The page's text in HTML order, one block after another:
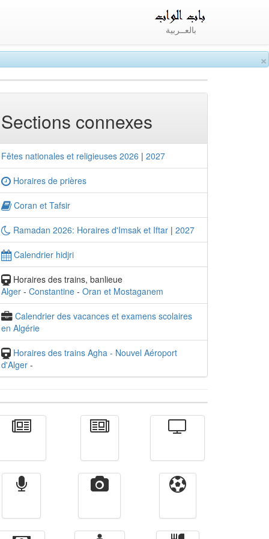
×
بالعــربية
Sections connexes
Fêtes nationales et religieuses 2026 | 2027
Horaires de prières
Coran et Tafsir
Ramadan 2026: Horaires d'Imsak et Iftar | 2027
Calendrier hidjri
Horaires des trains, banlieue
Alger - Constantine - Oran et Mostaganem
Calendrier des vacances et examens scolaires
en Algérie
Horaires des trains Agha - Nouvel Aéroport
d'Alger -